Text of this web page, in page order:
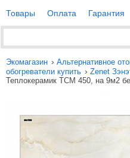
Товары Оплата Гарантия
Экомагазин › Альтернативное
обогреватели купить › Zenet
Теплокерамик ТСМ 450, на 9м2